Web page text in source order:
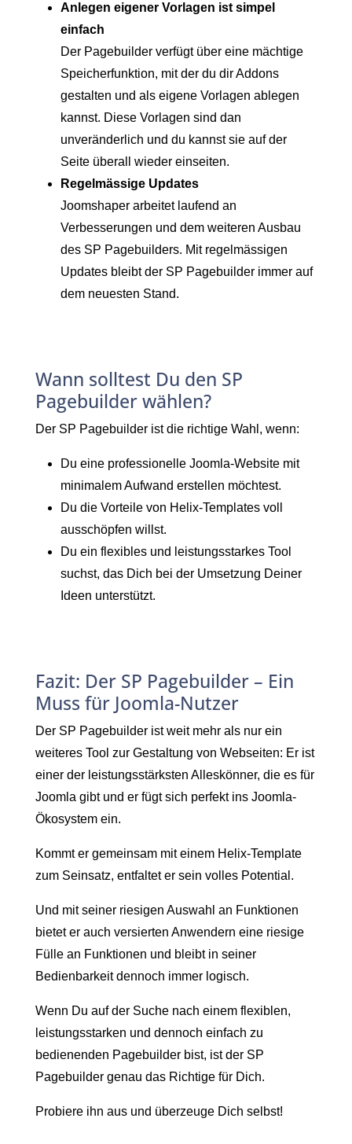
Anlegen eigener Vorlagen ist simpel
einfach
Der Pagebuilder verfügt über eine mächtige
Speicherfunktion, mit der du dir Addons
gestalten und als eigene Vorlagen ablegen
kannst. Diese Vorlagen sind dan
unveränderlich und du kannst sie auf der
Seite überall wieder einseiten.
Regelmässige Updates
Joomshaper arbeitet laufend an
Verbesserungen und dem weiteren Ausbau
des SP Pagebuilders. Mit regelmässigen
Updates bleibt der SP Pagebuilder immer auf
dem neuesten Stand.
Wann solltest Du den SP
Pagebuilder wählen?
Der SP Pagebuilder ist die richtige Wahl, wenn:
Du eine professionelle Joomla-Website mit
minimalem Aufwand erstellen möchtest.
Du die Vorteile von Helix-Templates voll
ausschöpfen willst.
Du ein flexibles und leistungsstarkes Tool
suchst, das Dich bei der Umsetzung Deiner
Ideen unterstützt.
Fazit: Der SP Pagebuilder – Ein
Muss für Joomla-Nutzer
Der SP Pagebuilder ist weit mehr als nur ein
weiteres Tool zur Gestaltung von Webseiten: Er ist
einer der leistungsstärksten Alleskönner, die es für
Joomla gibt und er fügt sich perfekt ins Joomla-
Ökosystem ein.
Kommt er gemeinsam mit einem Helix-Template
zum Seinsatz, entfaltet er sein volles Potential.
Und mit seiner riesigen Auswahl an Funktionen
bietet er auch versierten Anwendern eine riesige
Fülle an Funktionen und bleibt in seiner
Bedienbarkeit dennoch immer logisch.
Wenn Du auf der Suche nach einem flexiblen,
leistungsstarken und dennoch einfach zu
bedienenden Pagebuilder bist, ist der SP
Pagebuilder genau das Richtige für Dich.
Probiere ihn aus und überzeuge Dich selbst!